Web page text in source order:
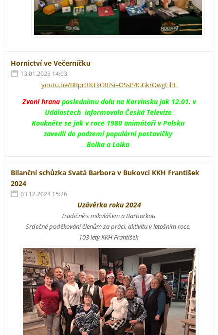
Hornictví ve Večerníčku
13.01.2025 14:03
youtu.be/BRprttKTkO0?si=OSsP4GGkrOwgLihE
Zvoní hrana poslednímu dolu na Karvinsku jak 12.01. v
Událostech informovala Česká Televize
Koukněte se jak v roce 1980 animátoři v Polsku
zavedli do podzemí populární postavičky
Bolka a Lolka
Bilanční schůzka Svatá Barbora v Bukovci KKH František
2024
03.12.2024 15:26
Uzávěrka roku 2024
Tradičně s mikulášem a Barborkou
Srdečné poděkování členům za práci, aktivitu v letošním roce.
103 letý KKH František